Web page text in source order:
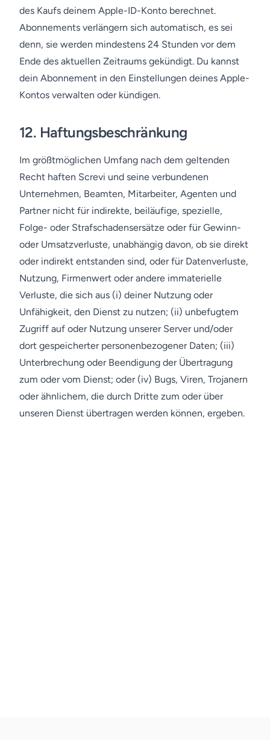
des Kaufs deinem Apple-ID-Konto berechnet.
Abonnements verlängern sich automatisch, es sei
denn, sie werden mindestens 24 Stunden vor dem
Ende des aktuellen Zeitraums gekündigt. Du kannst
dein Abonnement in den Einstellungen deines Apple-
Kontos verwalten oder kündigen.
12. Haftungsbeschränkung
Im größtmöglichen Umfang nach dem geltenden
Recht haften Screvi und seine verbundenen
Unternehmen, Beamten, Mitarbeiter, Agenten und
Partner nicht für indirekte, beiläufige, spezielle,
Folge- oder Strafschadensersätze oder für Gewinn-
oder Umsatzverluste, unabhängig davon, ob sie direkt
oder indirekt entstanden sind, oder für Datenverluste,
Nutzung, Firmenwert oder andere immaterielle
Verluste, die sich aus (i) deiner Nutzung oder
Unfähigkeit, den Dienst zu nutzen; (ii) unbefugtem
Zugriff auf oder Nutzung unserer Server und/oder
dort gespeicherter personenbezogener Daten; (iii)
Unterbrechung oder Beendigung der Übertragung
zum oder vom Dienst; oder (iv) Bugs, Viren, Trojanern
oder ähnlichem, die durch Dritte zum oder über
unseren Dienst übertragen werden können, ergeben.